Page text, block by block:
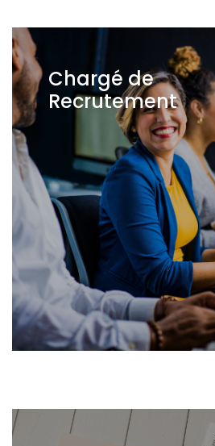
Chargé de
Recrutement